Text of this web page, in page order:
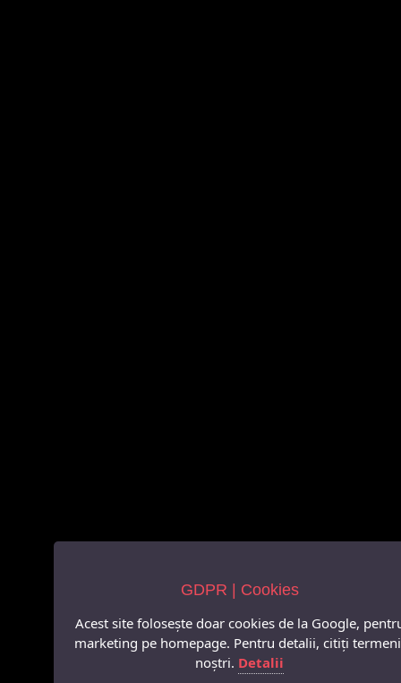
GDPR | Cookies
Acest site folosește doar cookies de la Google,
marketing pe homepage. Pentru detalii, citiți
noștri. Detalii